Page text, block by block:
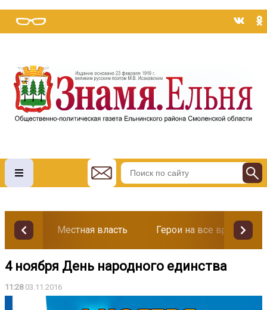
Местная власть Герои на все времена
4 ноября День народного единства
11:2803.11.2016